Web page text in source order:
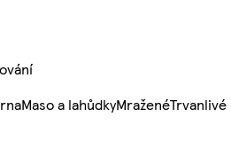
Maso a lahůdkyMraženéTrvanlivé